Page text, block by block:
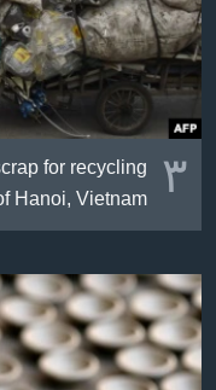
٣ for recycling
Hanoi, Vietnam.